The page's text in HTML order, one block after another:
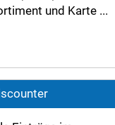
und Karte ...